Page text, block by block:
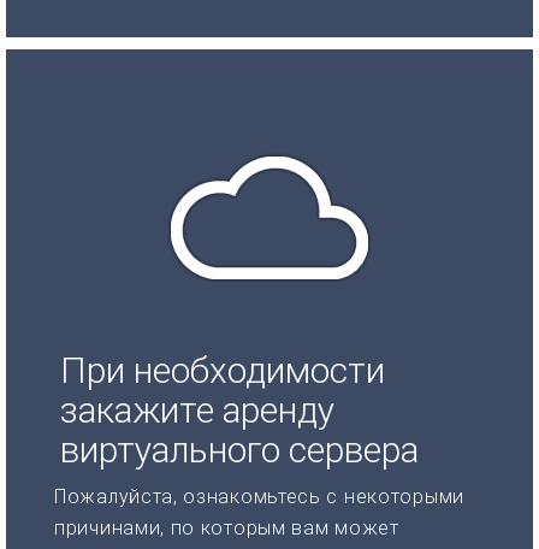
При необходимости
закажите аренду
виртуального сервера
Пожалуйста, ознакомьтесь с некоторыми
причинами, по которым вам может